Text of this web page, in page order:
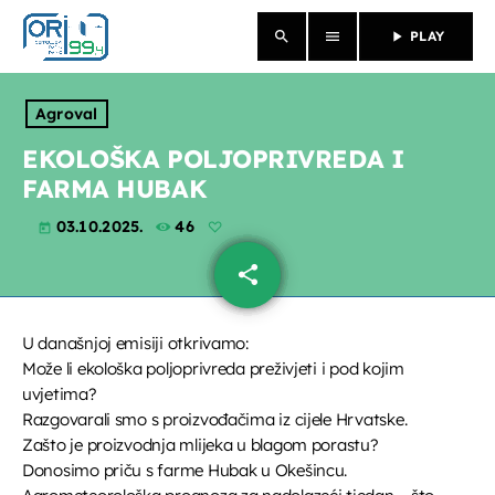
search menu play_arrow PLAY
close
NASLOVNICA
O NAMA
PROGRAM
PROPUSTILI STE
EMISIJE
Agroval
EKOLOŠKA POLJOPRIVREDA I
FARMA HUBAK
today 03.10.2025. 46
share
email
U današnjoj emisiji otkrivamo:
Može li ekološka poljoprivreda preživjeti i pod kojim
uvjetima?
Razgovarali smo s proizvođačima iz cijele Hrvatske.
Zašto je proizvodnja mlijeka u blagom porastu?
Donosimo priču s farme Hubak u Okešincu.